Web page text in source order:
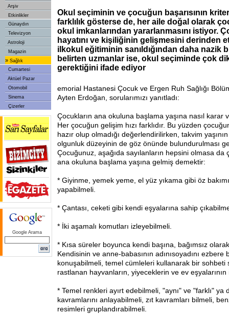
Arşiv
Etkinlikler
Günaydın
Televizyon
Astroloji
Magazin
» Sağlık
Cumartesi
Aktüel Pazar
Otomobil
Sinema
Çizerler
Google Arama
Okul seçiminin ve çocuğun başarısının
farklılık gösterse de, her aile doğal olarak
okul imkanlarından yararlanmasını istiyor.
hayatını ve kişiliğinin gelişmesini derinden
ilkokul eğitiminin sanıldığından daha nazik
belirten uzmanlar ise, okul seçiminde çok
gerektiğini ifade ediyor
emorial Hastanesi Çocuk ve Ergen Ruh Sağlığı
Ayten Erdoğan, sorularımızı yanıtladı:
Çocukların ana okuluna başlama yaşına nasıl karar
Her çocuğun gelişim hızı farklıdır. Bu yüzden
hazır olup olmadığı değerlendirilirken, takvim
olgunluk düzeyinin de göz önünde bulundurulması
Çocuğunuz, aşağıda sayılanların hepsini olmasa da
ana okuluna başlama yaşına gelmiş demektir:
* Giyinme, yemek yeme, el yüz yıkama gibi öz
yapabilmeli.
* Çantası, ceketi gibi kendi eşyalarına sahip
* İki aşamalı komutları izleyebilmeli.
* Kısa süreler boyunca kendi başına, bağımsız
Kendisinin ve anne-babasının adınısoyadını
konuşabilmeli, temel cümleleri kullanarak bir sohbeti
rastlanan hayvanların, yiyeceklerin ve ev
* Temel renkleri ayırt edebilmeli, "aynı" ve "farklı" ya
kavramlarını anlayabilmeli, zıt kavramları bilmeli,
resimleri gruplandırabilmeli.